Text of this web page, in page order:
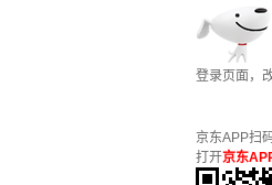
登录页面，
京东APP扫
打开京东